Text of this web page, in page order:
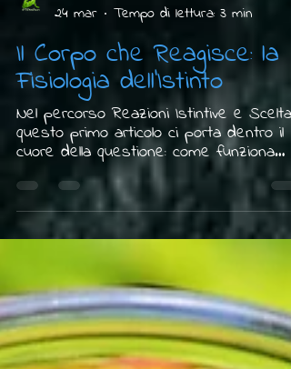
Tiziana Radice
24 mar
Tempo di lettura: 3 min
Il Corpo che Reagisce: la
Fisiologia dell'Istinto
Nel percorso Reazioni Istintive e Scelta,
questo primo articolo ci porta dentro il
cuore della questione: come funziona
l'istinto nel corpo e perché comprenderlo
è il primo passo verso scelte più
consapevoli.